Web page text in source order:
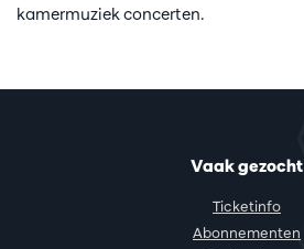
kamermuziek concerten.
Vaak gezocht
Ticketinfo
Abonnementen